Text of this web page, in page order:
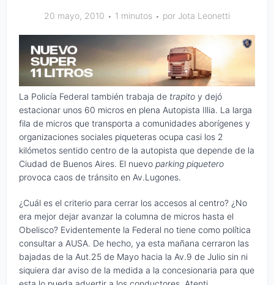
20 mayo, 2010 1 minutos por Jota Leonetti
La Policía Federal también trabaja de trapito y dejó
estacionar unos 60 micros en plena Autopista Illia. La larga
fila de micros que transporta a comunidades aborígenes y
organizaciones sociales piqueteras ocupa casi los 2
kilómetos sentido centro de la autopista que depende de la
Ciudad de Buenos Aires. El nuevoparking piquetero
provoca caos de tránsito en Av.Lugones.
¿Cuál es el criterio para cerrar los accesos al centro? ¿No
era mejor dejar avanzar la columna de micros hasta el
Obelisco? Evidentemente la Federal no tiene como política
consultar a AUSA. De hecho, ya esta mañana cerraron las
bajadas de la Aut.25 de Mayo hacia la Av.9 de Julio sin ni
siquiera dar aviso de la medida a la concesionaria para que